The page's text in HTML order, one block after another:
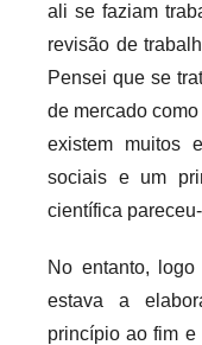
ali se faziam
revisão de
Pensei que se
de mercado
existem muitos
sociais e um
científica
No entanto,
estava a
princípio ao fim e